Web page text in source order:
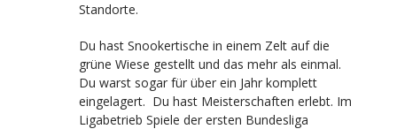
Standorte.
Du hast Snookertische in einem Zelt auf die
grüne Wiese gestellt und das mehr als einmal.
Du warst sogar für über ein Jahr komplett
eingelagert. Du hast Meisterschaften erlebt. Im
Ligabetrieb Spiele der ersten Bundesliga